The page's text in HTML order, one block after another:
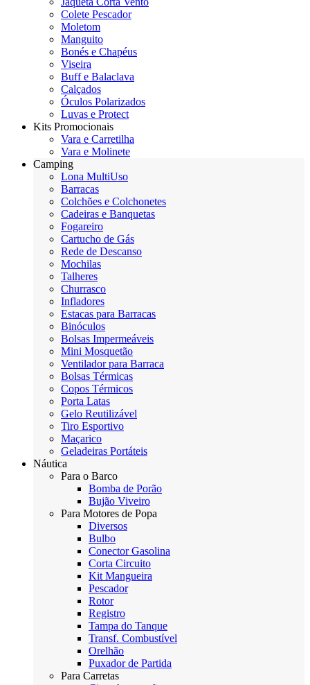
Colete Pescador
Moletom
Manguito
Bonés e Chapéus
Viseira
Buff e Balaclava
Calçados
Óculos Polarizados
Luvas e Protect
Kits Promocionais
Vara e Carretilha
Vara e Molinete
Camping
Lona MultiUso
Barracas
Colchões e Colchonetes
Cadeiras e Banquetas
Fogareiro
Cartucho de Gás
Rede de Descanso
Mochilas
Talheres
Churrasco
Infladores
Estacas para Barracas
Binóculos
Bolsas Impermeáveis
Mini Mosquetão
Ventilador para Barraca
Bolsas Térmicas
Copos Térmicos
Porta Latas
Gelo Reutilizável
Tiro Esportivo
Maçarico
Geladeiras Portáteis
Náutica
Para o Barco
Bomba de Porão
Bujão Viveiro
Para Motores de Popa
Diversos
Bulbo
Conector Gasolina
Corta Circuito
Kit Mangueira
Pescador
Rotor
Registro
Tampa do Tanque
Transf. Combustível
Orelhão
Puxador de Partida
Para Carretas